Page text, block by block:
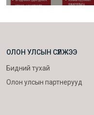
ОЛОН УЛСЫН СҮЛЖЭЭ
Бидний тухай
Олон улсын партнерууд